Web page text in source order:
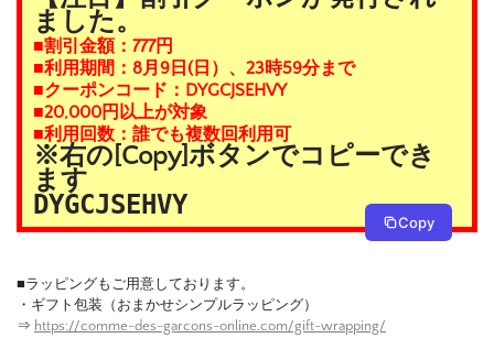
ました。
■割引金額：777円
■利用期間：8月9日(日）、23時59分まで
■クーポンコード：DYGCJSEHVY
■20,000円以上が対象
■利用回数：誰でも複数回利用可
※右の[Copy]ボタンでコピーでき
ます
DYGCJSEHVY
Copy
■ラッピングもご用意しております。
・ギフト包装（おまかせシンプルラッピング）
⇒ https://comme-des-garcons-online.com/gift-wrapping/